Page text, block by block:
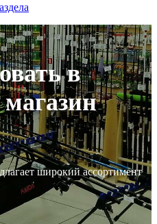
в
широкий ассортимент